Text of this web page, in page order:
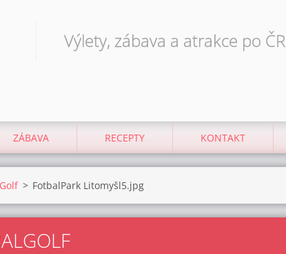
Výlety, zábava a atrakce po ČR
ZÁBAVA RECEPTY KONTAKT
> FotbalPark Litomyšl5.jpg